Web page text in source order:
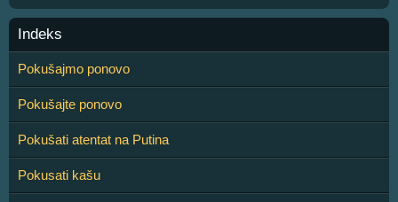
Indeks
Pokušajmo ponovo
Pokušajte ponovo
Pokušati atentat na Putina
Pokusati kašu